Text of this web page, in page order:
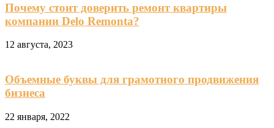
Почему стоит доверить ремонт квартиры
компании Delo Remonta?
12 августа, 2023
Объемные буквы для грамотного продвижения
бизнеса
22 января, 2022